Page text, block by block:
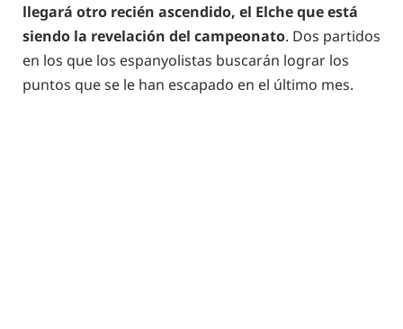
llegará otro recién ascendido, el Elche que está
siendo la revelación del campeonato. Dos partidos
en los que los espanyolistas buscarán lograr los
puntos que se le han escapado en el último mes.